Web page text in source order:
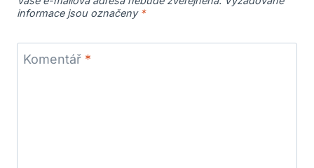
informace jsou označeny *
Komentář *